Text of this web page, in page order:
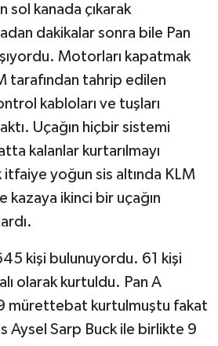
sol kanada çıkarak
dakikalar sonra bile Pan
Motorları kapatmak
tarafından tahrip edilen
kabloları ve tuşları
Uçağın hiçbir sistemi
kalanlar kurtarılmayı
itfaiye yoğun sis altında KLM
kazaya ikinci bir uçağın
kişi bulunuyordu. 61 kişi
olarak kurtuldu. Pan A
mürettebat kurtulmuştu fakat
Aysel Sarp Buck ile birlikte 9